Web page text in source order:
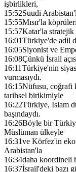
işbirlikleri,
15:52Suudi
15:55Mısır'la
15:57Katar'la stratejik
16:01Türkiye'de adil
16:05Siyonist ve
16:08Çünkü İsrail
16:11Türkiye'nin
vurmasıydı.
16:15Nüfusu, coğrafi
tarihsel birikimiyle
16:22Türkiye, İslam
başındaydı.
16:26Böyle bir
Müslüman ülkeyle
16:31ve Körfez'in
Arabistan'la
16:34daha koordineli
16:37İsrail'deki bazı